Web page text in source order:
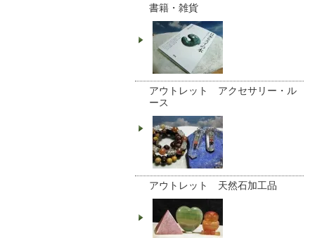
書籍・雑貨
アウトレット アクセサリー・ル
ース
アウトレット 天然石加工品